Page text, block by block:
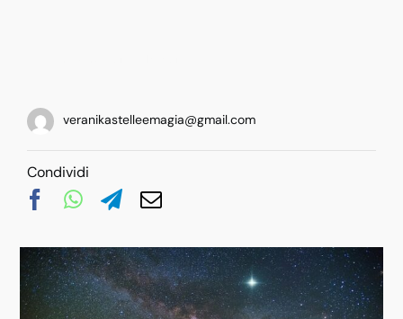
veranikastelleemagia@gmail.com
Condividi